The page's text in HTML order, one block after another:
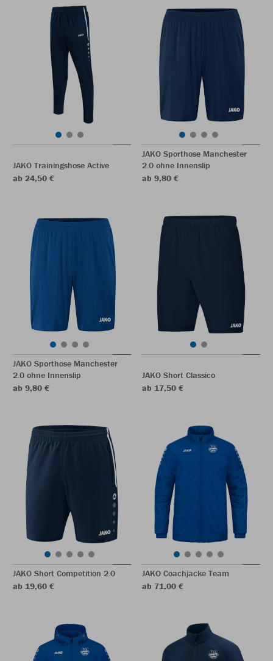
JAKO Trainingshose Active
ab 24,50 €
JAKO Sporthose Manchester
2.0 ohne Innenslip
ab 9,80 €
JAKO Sporthose Manchester
2.0 ohne Innenslip
ab 9,80 €
JAKO Short Classico
ab 17,50 €
JAKO Short Competition 2.0
ab 19,60 €
JAKO Coachjacke Team
ab 71,00 €